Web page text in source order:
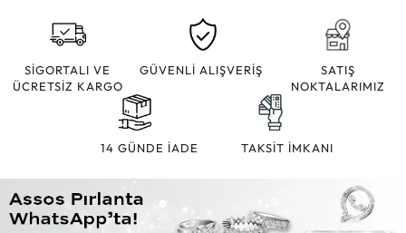
SİGORTALI VE
ÜCRETSİZ KARGO
GÜVENLİ ALIŞVERİŞ
SATIŞ
NOKTALARIMIZ
14 GÜNDE İADE TAKSİT İMKANI